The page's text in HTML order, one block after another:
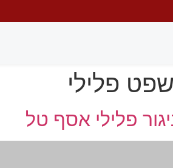
פלילי
פלילי אסף טל